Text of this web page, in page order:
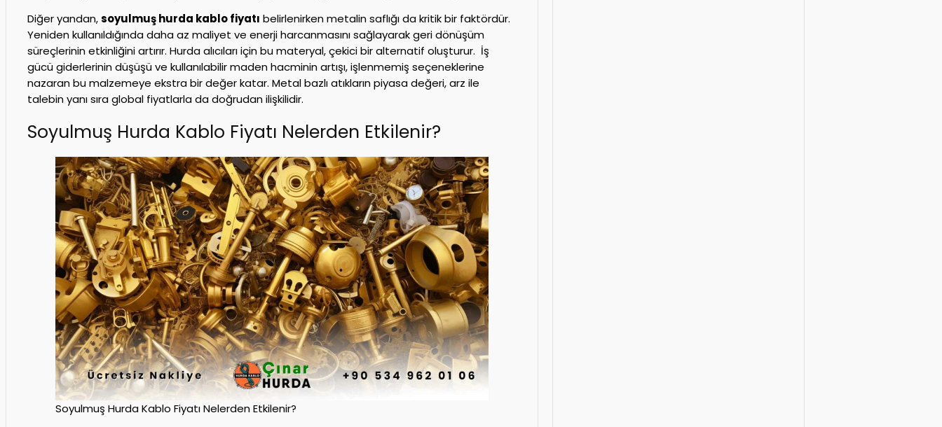
Diğer yandan,soyulmuş hurda kablo fiyatı belirlenirken metalin saflığı da kritik bir faktördür.
Yeniden kullanıldığında daha az maliyet ve enerji harcanmasını sağlayarak geri dönüşüm
süreçlerinin etkinliğini artırır. Hurda alıcıları için bu materyal, çekici bir alternatif oluşturur. İş
gücü giderlerinin düşüşü ve kullanılabilir maden hacminin artışı, işlenmemiş seçeneklerine
nazaran bu malzemeye ekstra bir değer katar. Metal bazlı atıkların piyasa değeri, arz ile
talebin yanı sıra global fiyatlarla da doğrudan ilişkilidir.
Soyulmuş Hurda Kablo Fiyatı Nelerden Etkilenir?
Soyulmuş Hurda Kablo Fiyatı Nelerden Etkilenir?